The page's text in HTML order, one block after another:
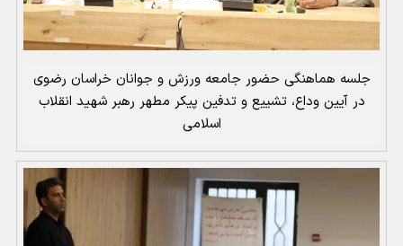
جلسه هماهنگی حضور جامعه ورزش و جوانان خراسان رضوی
در آیین وداع، تشییع و تدفین پیکر مطهر رهبر شهید انقلاب
اسلامی